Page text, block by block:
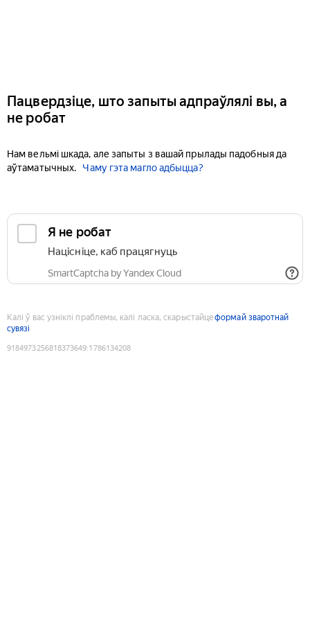
Пацвердзіце, што запыты адпраўлялі вы, а
не робат
Нам вельмі шкада, але запыты з вашай прылады падобныя да
аўтаматычных.
Чаму гэта магло адбыцца?
Я не робат
Націсніце, каб працягнуць
SmartCaptcha by Yandex Cloud
Калі ў вас узніклі праблемы, калі ласка, скарыстайцеформай зваротнай
сувязі
9184973256818373649:1786134208